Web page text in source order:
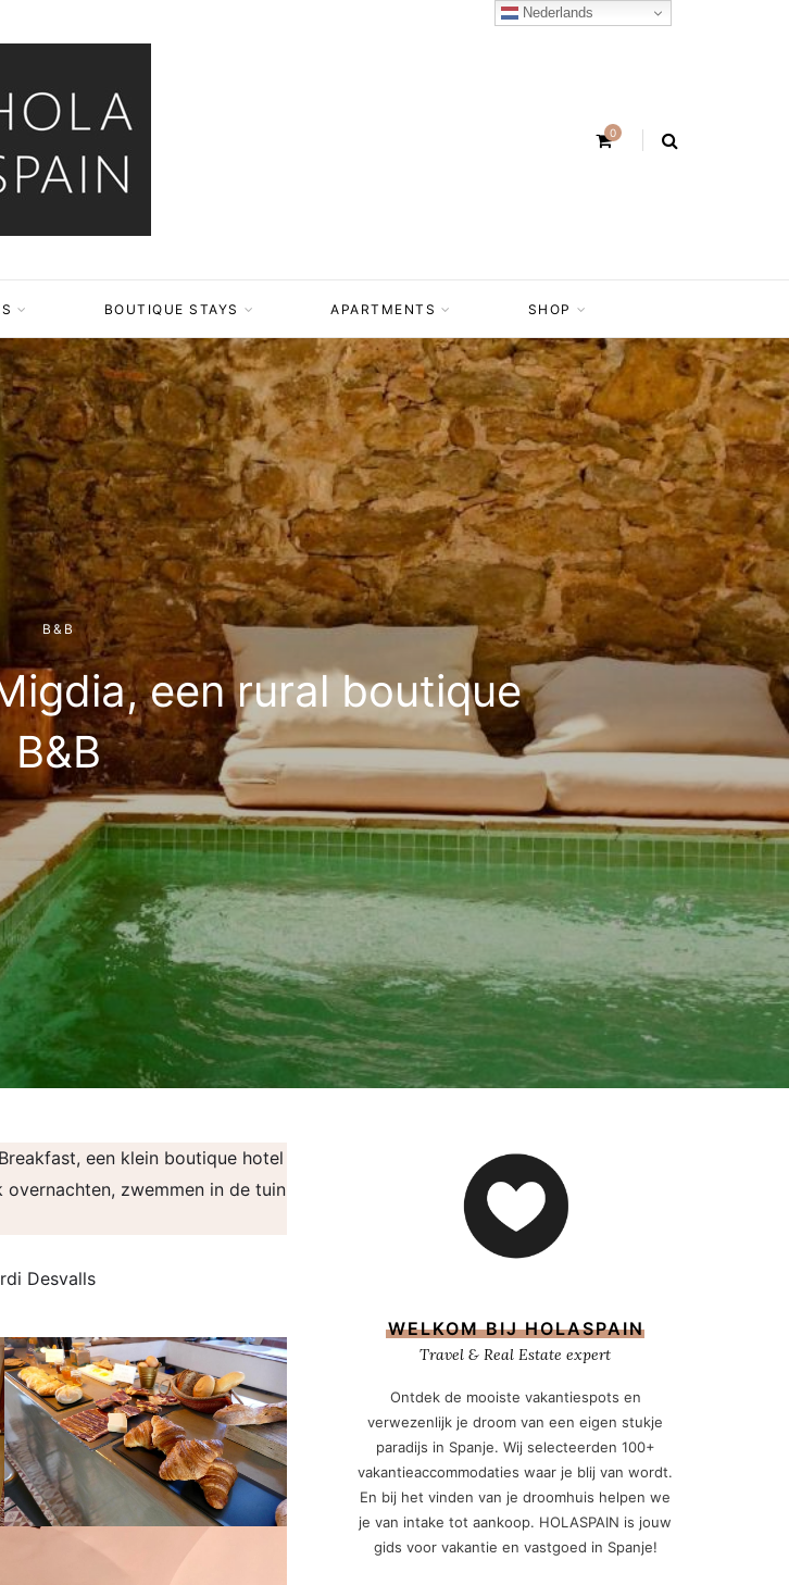
0
BOUTIQUE STAYS APARTMENTS SHOP
B&B
een rural boutique
B&B
een klein boutique hotel
zwemmen in de tuin
Desvalls
WELKOM BIJ HOLASPAIN
Travel & Real Estate expert
Ontdek de mooiste vakantiespots en
verwezenlijk je droom van een eigen stukje
paradijs in Spanje. Wij selecteerden 100+
vakantieaccommodaties waar je blij van wordt.
En bij het vinden van je droomhuis helpen we
je van intake tot aankoop. HOLASPAIN is jouw
gids voor vakantie en vastgoed in Spanje!
Nederlands